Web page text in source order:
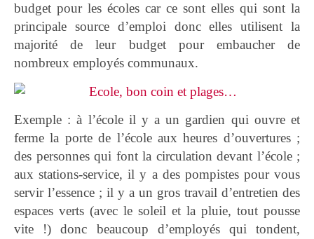
budget pour les écoles car ce sont elles qui sont la
principale source d’emploi donc elles utilisent la
majorité de leur budget pour embaucher de
nombreux employés communaux.
Exemple : à l’école il y a un gardien qui ouvre et
ferme la porte de l’école aux heures d’ouvertures ;
des personnes qui font la circulation devant l’école ;
aux stations-service, il y a des pompistes pour vous
servir l’essence ; il y a un gros travail d’entretien des
espaces verts (avec le soleil et la pluie, tout pousse
vite !) donc beaucoup d’employés qui tondent,